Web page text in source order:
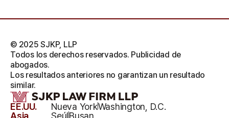
EE.UU. Nueva YorkWashington, D.C.
© 2025 SJKP, LLP
Todos los derechos reservados. Publicidad de
abogados.
Los resultados anteriores no garantizan un resultado
similar.